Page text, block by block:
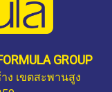
GROUP
ง เขตสะพานสูง